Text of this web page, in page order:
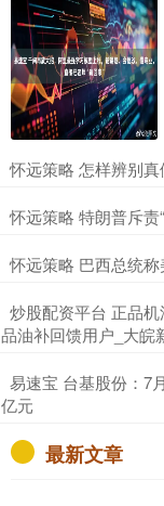
怀远策略 怎样辨别
怀远策略 特朗普斥
怀远策略 巴西总统
炒股配资平台 正品
品油补回馈用户_大皖
易速宝 台基股份：7
亿元
最新文章